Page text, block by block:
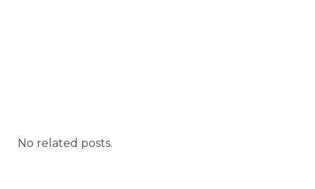
No related posts.